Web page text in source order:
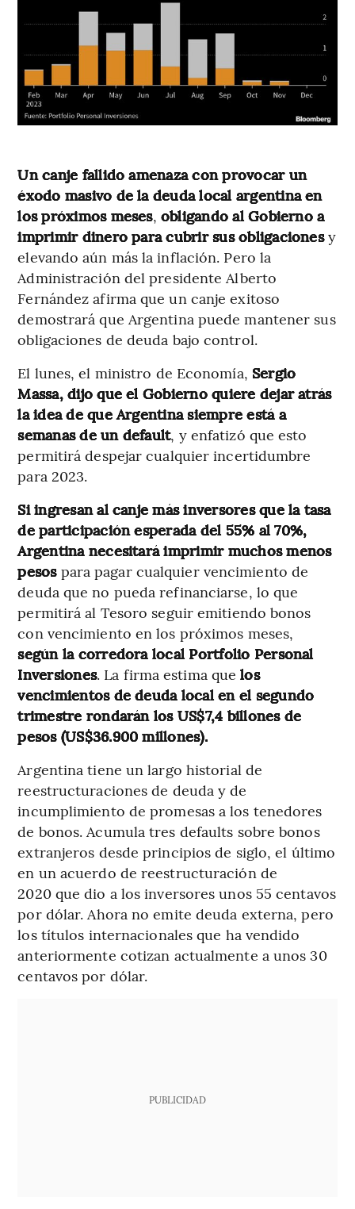
Un canje fallido amenaza con provocar un
éxodo masivo de la deuda local argentina en
los próximos meses, obligando al Gobierno a
imprimir dinero para cubrir sus obligacionesy
elevando aún más la inflación. Pero la
Administración del presidente Alberto
Fernández afirma que un canje exitoso
demostrará que Argentina puede mantener sus
obligaciones de deuda bajo control.
El lunes, el ministro de Economía, Sergio
Massa, dijo que el Gobierno quiere dejar atrás
la idea de que Argentina siempre está a
semanas de un default, y enfatizó que esto
permitirá despejar cualquier incertidumbre
para 2023.
Si ingresan al canje más inversores que la tasa
de participación esperada del 55% al 70%,
Argentina necesitará imprimir muchos menos
pesospara pagar cualquier vencimiento de
deuda que no pueda refinanciarse, lo que
permitirá al Tesoro seguir emitiendo bonos
con vencimiento en los próximos meses,
según la corredora local Portfolio Personal
Inversiones. La firma estima quelos
vencimientos de deuda local en el segundo
trimestre rondarán los US$7,4 billones de
pesos (US$36.900 millones).
Argentina tiene un largo historial de
reestructuraciones de deuda y de
incumplimiento de promesas a los tenedores
de bonos. Acumula tres defaults sobre bonos
extranjeros desde principios de siglo, el último
en un acuerdo de reestructuración de
2020 que dio a los inversores unos 55 centavos
por dólar. Ahora no emite deuda externa, pero
los títulos internacionales que ha vendido
anteriormente cotizan actualmente a unos 30
centavos por dólar.
PUBLICIDAD